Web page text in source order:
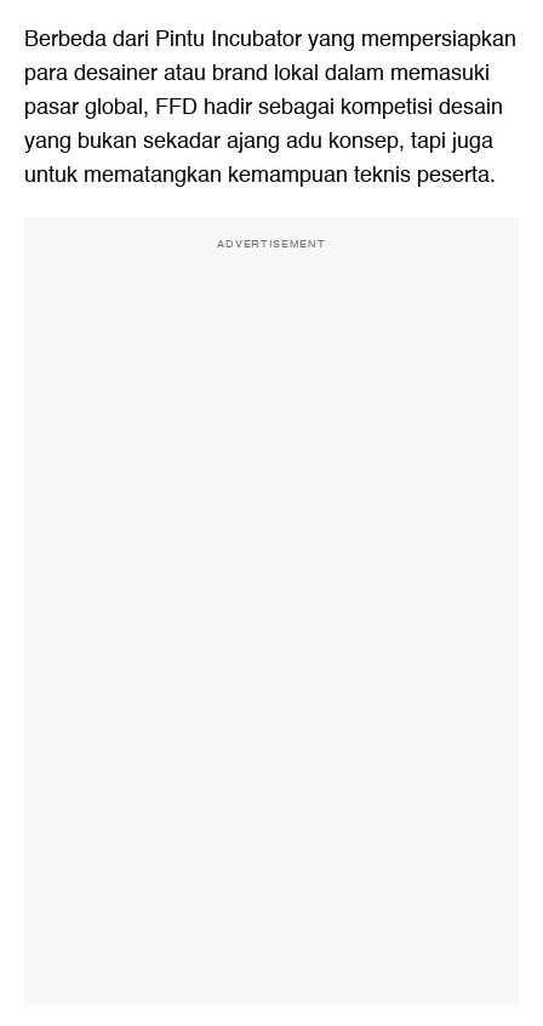
Berbeda dari Pintu Incubator yang mempersiapkan
para desainer atau brand lokal dalam memasuki
pasar global, FFD hadir sebagai kompetisi desain
yang bukan sekadar ajang adu konsep, tapi juga
untuk mematangkan kemampuan teknis peserta.
ADVERTISEMENT